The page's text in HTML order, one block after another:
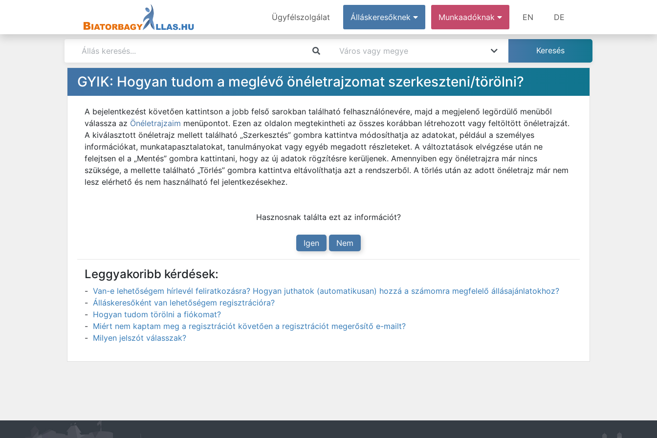
Ügyfélszolgálat Álláskeresőknek Munkaadóknak EN DE
GYIK: Hogyan tudom a meglévő önéletrajzomat szerkeszteni/törölni?
A bejelentkezést követően kattintson a jobb felső sarokban található felhasználónevére, majd a megjelenő legördülő menüből
válassza az Önéletrajzaim menüpontot. Ezen az oldalon megtekintheti az összes korábban létrehozott vagy feltöltött önéletrajzát.
A kiválasztott önéletrajz mellett található „Szerkesztés” gombra kattintva módosíthatja az adatokat, például a személyes
információkat, munkatapasztalatokat, tanulmányokat vagy egyéb megadott részleteket. A változtatások elvégzése után ne
felejtsen el a „Mentés” gombra kattintani, hogy az új adatok rögzítésre kerüljenek. Amennyiben egy önéletrajzra már nincs
szüksége, a mellette található „Törlés” gombra kattintva eltávolíthatja azt a rendszerből. A törlés után az adott önéletrajz már nem
lesz elérhető és nem használható fel jelentkezésekhez.
Hasznosnak találta ezt az információt?
Igen Nem
Leggyakoribb kérdések:
Van-e lehetőségem hírlevél feliratkozásra? Hogyan juthatok (automatikusan) hozzá a számomra megfelelő állásajánlatokhoz?
Álláskeresőként van lehetőségem regisztrációra?
Hogyan tudom törölni a fiókomat?
Miért nem kaptam meg a regisztrációt követően a regisztrációt megerősítő e-mailt?
Milyen jelszót válasszak?